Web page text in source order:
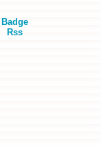
Badge
Rss